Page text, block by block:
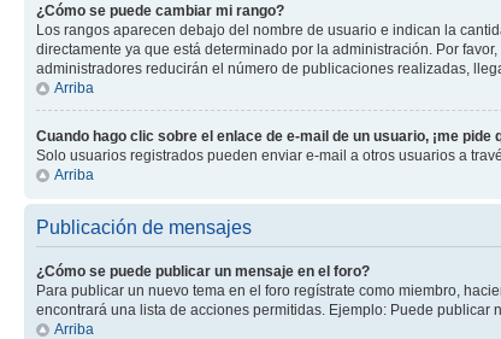
¿Cómo se puede cambiar mi rango?
Los rangos aparecen debajo del nombre de usuario e indican la
directamente ya que está determinado por la administración. Por
administradores reducirán el número de publicaciones realizadas,
Arriba
Cuando hago clic sobre el enlace de e-mail de un usuario, ¡me pide
Solo usuarios registrados pueden enviar e-mail a otros usuarios a
Arriba
Publicación de mensajes
¿Cómo se puede publicar un mensaje en el foro?
Para publicar un nuevo tema en el foro regístrate como miembro,
encontrará una lista de acciones permitidas. Ejemplo: Puede publicar
Arriba